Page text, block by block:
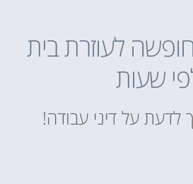
לעוזרת בית
שעות
לדעת על דיני עבודה!